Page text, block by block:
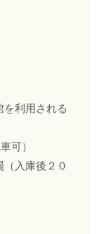
を利用される
可）
（入庫後２０